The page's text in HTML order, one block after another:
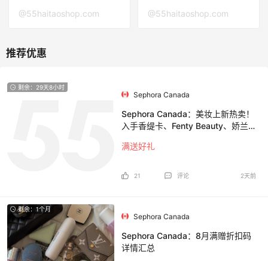
@55haitaoshop.com @55haitaoshop.com
剩余：29天8小时
Sephora Canada
Sephora Canada：美妆上新热卖！
入手香缇卡、Fenty Beauty、娇兰
满送好礼
21 评论 2天前
剩余：1个月
Sephora Canada
Sephora Canada：8月满赠折扣码
详情汇总